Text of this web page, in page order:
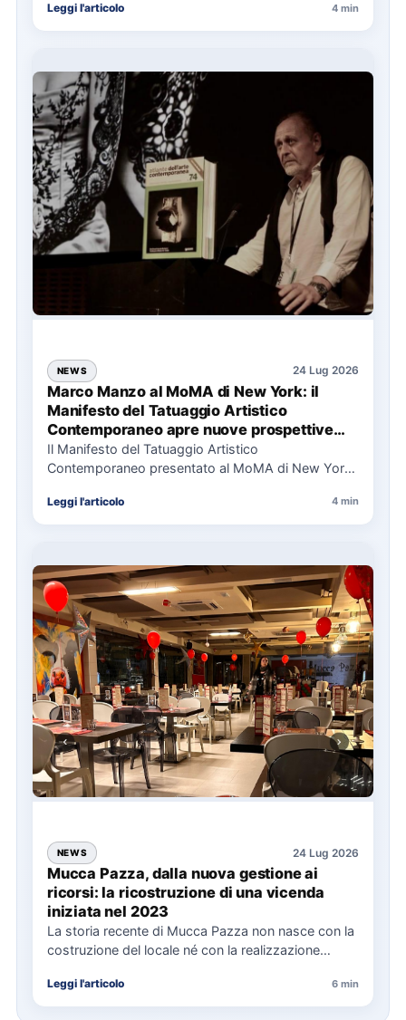
Leggi l'articolo 4 min
NEWS 24 Lug 2026
Marco Manzo al MoMA di New York: il
Manifesto del Tatuaggio Artistico
Contemporaneo apre nuove prospettive
per il collezionismo
Il Manifesto del Tatuaggio Artistico
Contemporaneo presentato al MoMA di New York
Leggi l'articolo 4 min
NEWS 24 Lug 2026
Mucca Pazza, dalla nuova gestione ai
ricorsi: la ricostruzione di una vicenda
iniziata nel 2023
La storia recente di Mucca Pazza non nasce con la
costruzione del locale né con la realizzazione
Leggi l'articolo 6 min